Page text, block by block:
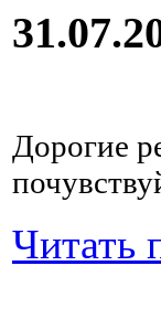
Дорогие
Читать